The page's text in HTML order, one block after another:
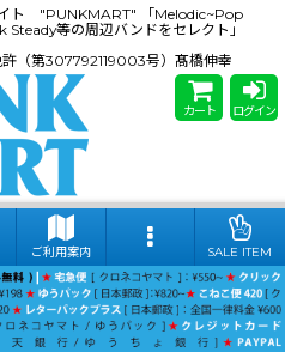
ト "PUNKMART" 「Melodic~Pop
等の周辺バンドをセレクト」
（第307792119003号）髙橋伸幸
カート ログイン
ご利用案内 SALE ITEM